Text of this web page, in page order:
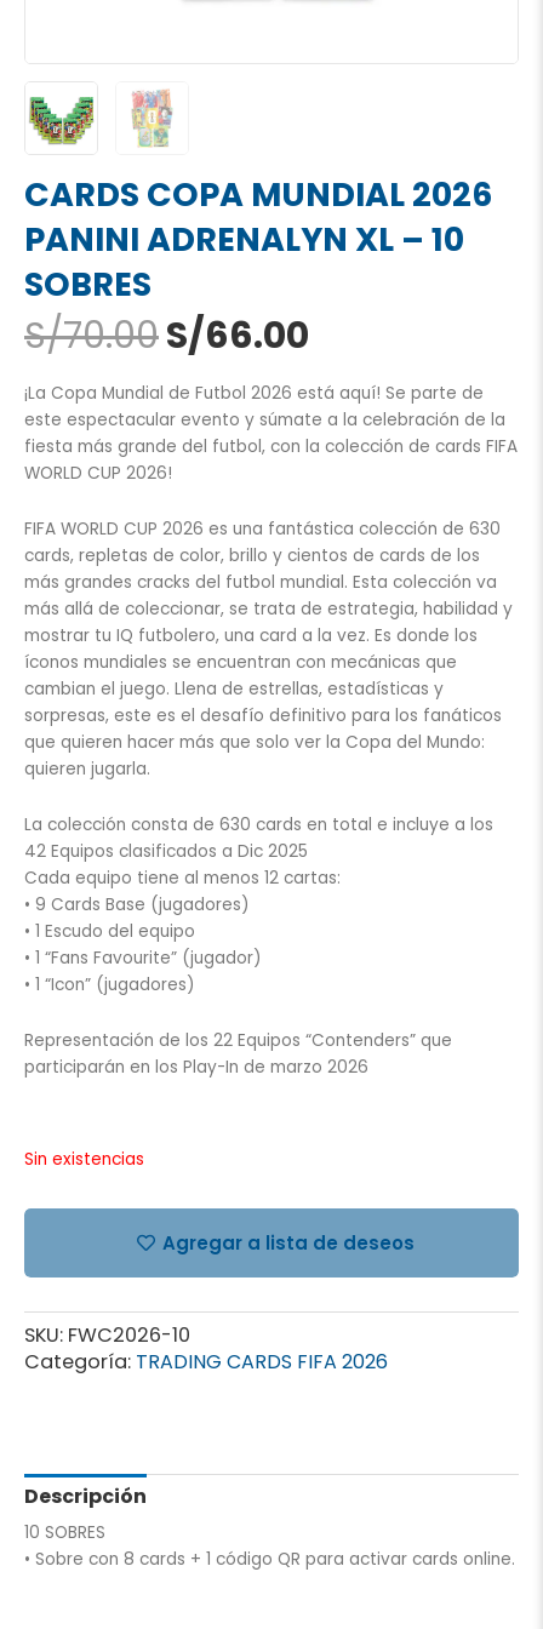
CARDS COPA MUNDIAL 2026
PANINI ADRENALYN XL – 10
SOBRES
S/70.00El
precio
original
era:
S/70.00.
S/66.00
actual
es:
S/66.00.
¡La Copa Mundial de Futbol 2026 está aquí! Se parte de
este espectacular evento y súmate a la celebración de la
fiesta más grande del futbol, con la colección de cards FIFA
WORLD CUP 2026!
FIFA WORLD CUP 2026 es una fantástica colección de 630
cards, repletas de color, brillo y cientos de cards de los
más grandes cracks del futbol mundial. Esta colección va
más allá de coleccionar, se trata de estrategia, habilidad y
mostrar tu IQ futbolero, una card a la vez. Es donde los
íconos mundiales se encuentran con mecánicas que
cambian el juego. Llena de estrellas, estadísticas y
sorpresas, este es el desafío definitivo para los fanáticos
que quieren hacer más que solo ver la Copa del Mundo:
quieren jugarla.
La colección consta de 630 cards en total e incluye a los
42 Equipos clasificados a Dic 2025
Cada equipo tiene al menos 12 cartas:
• 9 Cards Base (jugadores)
• 1 Escudo del equipo
• 1 “Fans Favourite” (jugador)
• 1 “Icon” (jugadores)
Representación de los 22 Equipos “Contenders” que
participarán en los Play-In de marzo 2026
Sin existencias
Agregar a lista de deseos
SKU: FWC2026-10
Categoría: TRADING CARDS FIFA 2026
Descripción
10 SOBRES
• Sobre con 8 cards + 1 código QR para activar cards online.